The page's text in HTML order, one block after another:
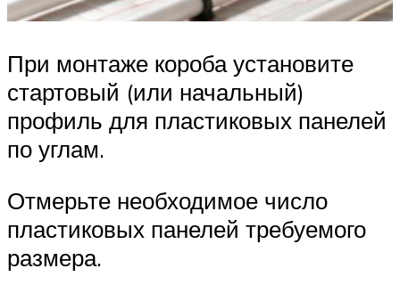
При монтаже короба установите
стартовый (или начальный)
профиль для пластиковых панелей
по углам.
Отмерьте необходимое число
пластиковых панелей требуемого
размера.